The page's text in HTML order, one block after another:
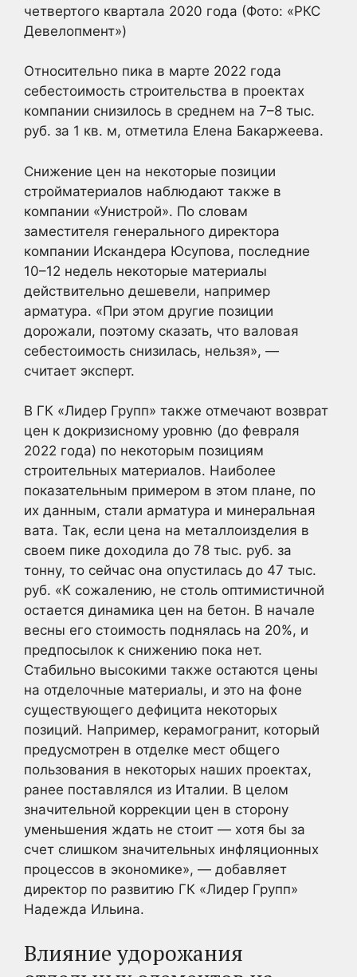
четвертого квартала 2020 года (Фото: «РКС
Девелопмент»)
Относительно пика в марте 2022 года
себестоимость строительства в проектах
компании снизилось в среднем на 7–8 тыс.
руб. за 1 кв. м, отметила Елена Бакаржеева.
Снижение цен на некоторые позиции
стройматериалов наблюдают также в
компании «Унистрой». По словам
заместителя генерального директора
компании Искандера Юсупова, последние
10–12 недель некоторые материалы
действительно дешевели, например
арматура. «При этом другие позиции
дорожали, поэтому сказать, что валовая
себестоимость снизилась, нельзя», —
считает эксперт.
В ГК «Лидер Групп» также отмечают возврат
цен к докризисному уровню (до февраля
2022 года) по некоторым позициям
строительных материалов. Наиболее
показательным примером в этом плане, по
их данным, стали арматура и минеральная
вата. Так, если цена на металлоизделия в
своем пике доходила до 78 тыс. руб. за
тонну, то сейчас она опустилась до 47 тыс.
руб. «К сожалению, не столь оптимистичной
остается динамика цен на бетон. В начале
весны его стоимость поднялась на 20%, и
предпосылок к снижению пока нет.
Стабильно высокими также остаются цены
на отделочные материалы, и это на фоне
существующего дефицита некоторых
позиций. Например, керамогранит, который
предусмотрен в отделке мест общего
пользования в некоторых наших проектах,
ранее поставлялся из Италии. В целом
значительной коррекции цен в сторону
уменьшения ждать не стоит — хотя бы за
счет слишком значительных инфляционных
процессов в экономике», — добавляет
директор по развитию ГК «Лидер Групп»
Надежда Ильина.
Влияние удорожания